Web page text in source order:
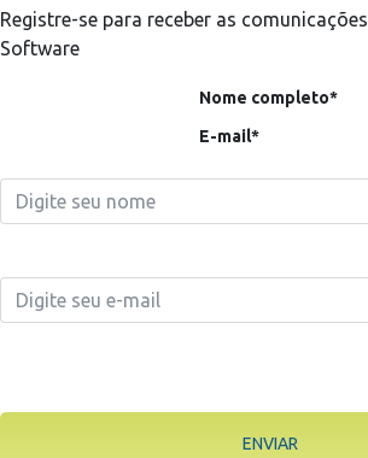
Registre-se para receber as
Software
Nome completo*
E-mail*
ENVIAR